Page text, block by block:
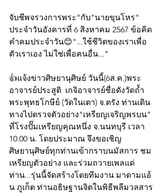
จับชีพจรวงการพระ"กับ"นายขุนโหร"
ประจำวันอังคารที่ 6 สิงหาคม 2567 ข้อคิด
คำคมประจำวัน😊"...ใช้ชีวิตของเราเพื่อ
ตัวเราเอง ไม่ใช่เพื่อคนอื่น..."
👍แจ้งข่าวศิษยานุศิษย์ วันนี้(6ส.ค.)พระ
อาจารย์ประสูติ  เกจิอาจารย์ชื่อดังวัดถ้ำ
พระพุทธโกษีย์ (วัดในเตา) จ.ตรัง ท่านเดิน
ทางไปตรวจตัวอย่าง"เหรียญเจริญพรบน"
ที่โรงปั๊มเหรียญคุณหนึ่ง จ.นนทบุรี เวลา
10.00 น. โดยประมาณ จึงขอเชิญ
ศิษยานุศิษย์ทุกท่านเข้ากราบนมัสการ ชม
เหรียญตัวอย่าง และร่วมถวายเพลแด่
ท่าน...รุ่นนี้จัดสร้างโดยทีมงาน มาดามแอ้
น ภูเก็ต ท่านอธิษฐานจิตในพิธีพลีมวลสาร